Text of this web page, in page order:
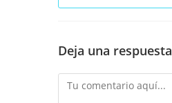
Deja una respuesta
Comentario